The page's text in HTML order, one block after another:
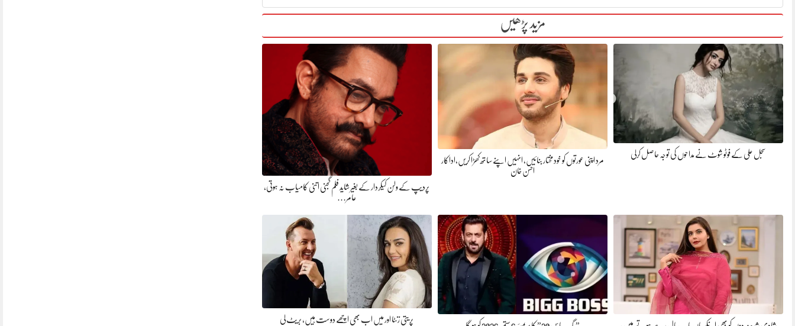
مزید پڑھیں
سجل علی کے فوٹو شوٹ نے مداحوں کی توجہ حاصل کرلی
مرد اپنی عورتوں کو خود مختار بنائیں، انہیں اپنے ساتھ کھڑا کریں،اداکار
احسن خان
پردیپ کے ولن کیکردار کے بغیر شاید فلم گجنی اتنی کامیاب نہ ہوتی،
عامر…
پریتی زنٹا اور میں اب بھی اچھے دوست ہیں، بریٹ لی